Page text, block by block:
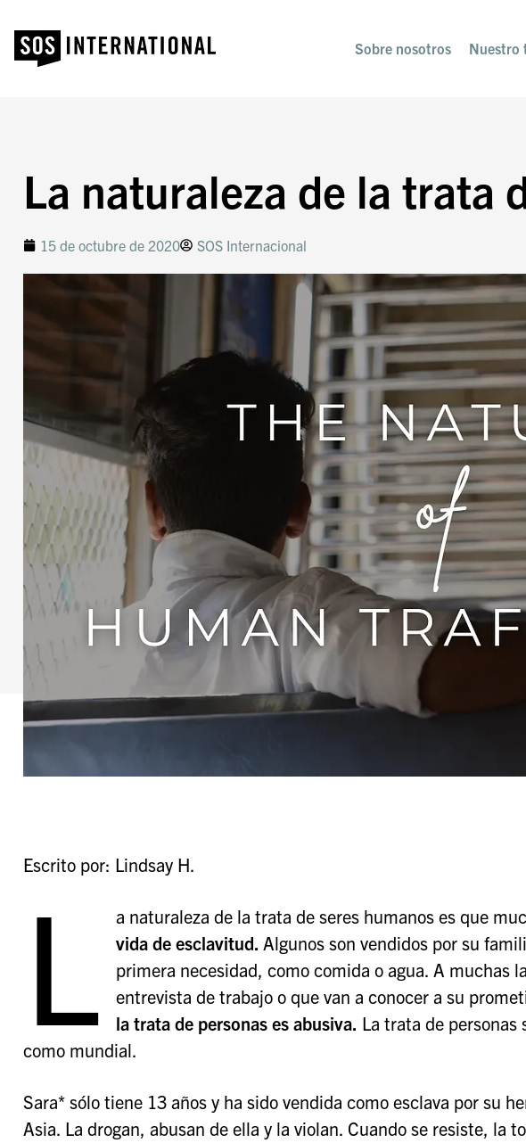
Sobre nosotros Nuestro
La naturaleza de la trata
15 de octubre de 2020 SOS Internacional
Escrito por: Lindsay H.
L a naturaleza de la trata de seres humanos es que
vida de esclavitud. Algunos son vendidos por su
primera necesidad, como comida o agua. A muchas
entrevista de trabajo o que van a conocer a su
la trata de personas es abusiva. La trata de personas
como mundial.
Sara* sólo tiene 13 años y ha sido vendida como esclava por su
Asia. La drogan, abusan de ella y la violan. Cuando se resiste, la